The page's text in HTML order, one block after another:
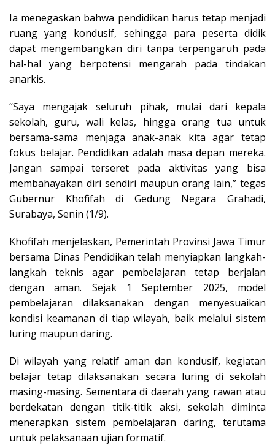
Ia menegaskan bahwa pendidikan harus tetap menjadi
ruang yang kondusif, sehingga para peserta didik
dapat mengembangkan diri tanpa terpengaruh pada
hal-hal yang berpotensi mengarah pada tindakan
anarkis.
“Saya mengajak seluruh pihak, mulai dari kepala
sekolah, guru, wali kelas, hingga orang tua untuk
bersama-sama menjaga anak-anak kita agar tetap
fokus belajar. Pendidikan adalah masa depan mereka.
Jangan sampai terseret pada aktivitas yang bisa
membahayakan diri sendiri maupun orang lain,” tegas
Gubernur Khofifah di Gedung Negara Grahadi,
Surabaya, Senin (1/9).
Khofifah menjelaskan, Pemerintah Provinsi Jawa Timur
bersama Dinas Pendidikan telah menyiapkan langkah-
langkah teknis agar pembelajaran tetap berjalan
dengan aman. Sejak 1 September 2025, model
pembelajaran dilaksanakan dengan menyesuaikan
kondisi keamanan di tiap wilayah, baik melalui sistem
luring maupun daring.
Di wilayah yang relatif aman dan kondusif, kegiatan
belajar tetap dilaksanakan secara luring di sekolah
masing-masing. Sementara di daerah yang rawan atau
berdekatan dengan titik-titik aksi, sekolah diminta
menerapkan sistem pembelajaran daring, terutama
untuk pelaksanaan ujian formatif.